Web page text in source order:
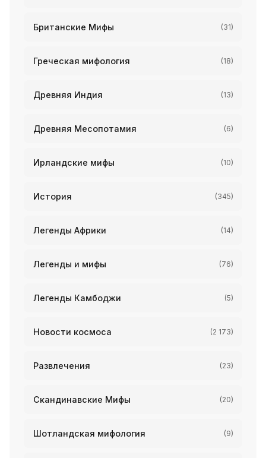
Британские Мифы (31)
Греческая мифология (18)
Древняя Индия (13)
Древняя Месопотамия (6)
Ирландские мифы (10)
История (345)
Легенды Африки (14)
Легенды и мифы (76)
Легенды Камбоджи (5)
Новости космоса (2 173)
Развлечения (23)
Скандинавские Мифы (20)
Шотландская мифология (9)